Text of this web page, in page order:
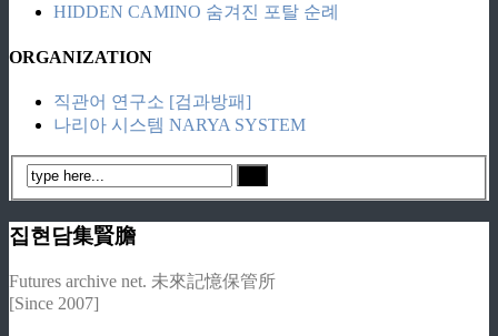
HIDDEN CAMINO 숨겨진 포탈 순례
ORGANIZATION
직관어 연구소 [검과방패]
나리아 시스템 NARYA SYSTEM
집현담集賢膽
Futures archive net. 未來記憶保管所
[Since 2007]